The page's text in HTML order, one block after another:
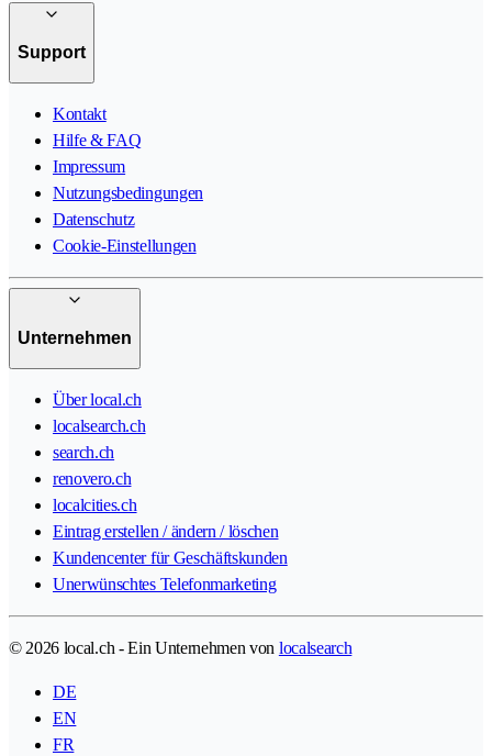
Support
Kontakt
Hilfe & FAQ
Impressum
Nutzungsbedingungen
Datenschutz
Cookie-Einstellungen
Unternehmen
Über local.ch
localsearch.ch
search.ch
renovero.ch
localcities.ch
Eintrag erstellen / ändern / löschen
Kundencenter für Geschäftskunden
Unerwünschtes Telefonmarketing
© 2026 local.ch - Ein Unternehmen von localsearch
DE
EN
FR